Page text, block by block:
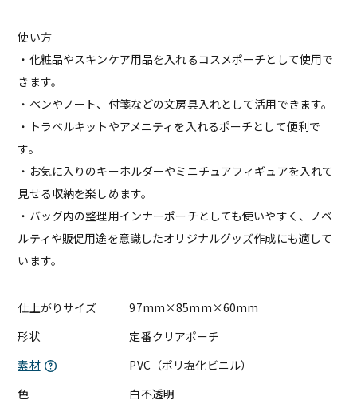
使い方
・化粧品やスキンケア用品を入れるコスメポーチとして使用で
きます。
・ペンやノート、付箋などの文房具入れとして活用できます。
・トラベルキットやアメニティを入れるポーチとして便利で
す。
・お気に入りのキーホルダーやミニチュアフィギュアを入れて
見せる収納を楽しめます。
・バッグ内の整理用インナーポーチとしても使いやすく、ノベ
ルティや販促用途を意識したオリジナルグッズ作成にも適して
います。
仕上がりサイズ
97mm×85mm×60mm
形状
定番クリアポーチ
素材
PVC（ポリ塩化ビニル）
色
白不透明